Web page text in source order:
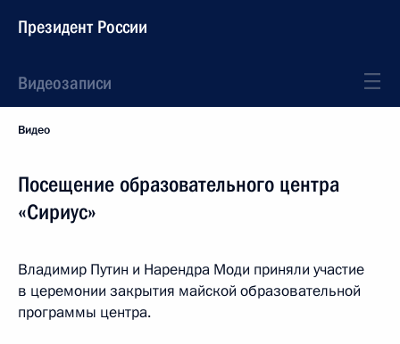
Президент России
Видеозаписи
Видео
Посещение образовательного центра
«Сириус»
Владимир Путин и Нарендра Моди приняли участие
в церемонии закрытия майской образовательной
программы центра.